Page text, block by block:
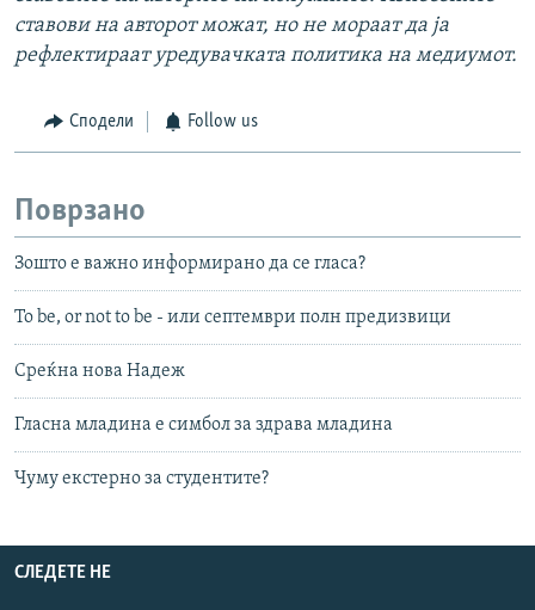
ставови на авторот можат, но не мораат да ја
рефлектираат уредувачката политика на медиумот.
Сподели Follow us
Поврзано
Зошто е важно информирано да се гласа?
To be, or not to be - или септември полн предизвици
Среќна нова Надеж
Гласна младина е симбол за здрава младина
Чуму екстерно за студентите?
СЛЕДЕТЕ НЕ